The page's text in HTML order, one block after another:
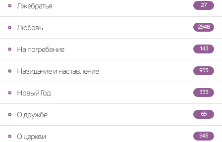
27
Лжебратья
2548
Любовь
143
На погребение
935
Назидание и наставление
333
Новый Год
65
О дружбе
945
О церкви